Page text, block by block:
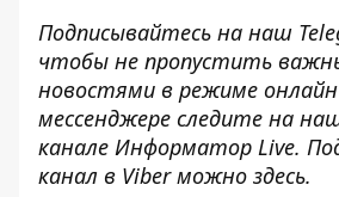
Подписывайтесь на наш
чтобы не пропустить
новостями в режиме
мессенджере следите на
канале Информатор Live.
канал в Viber можно здесь.